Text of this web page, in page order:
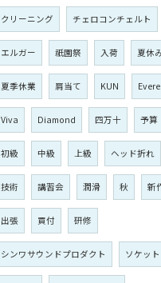
クリーニング チェロコンチェルト
エルガー 祇園祭 入荷 夏休
夏季休業 肩当て KUN
Viva Diamond 四万十 予算
初級 中級 上級 ヘッド折れ
技術 講習会 潤滑 秋 新
出張 買付 研修
シンワサウンドプロダクト ソケット